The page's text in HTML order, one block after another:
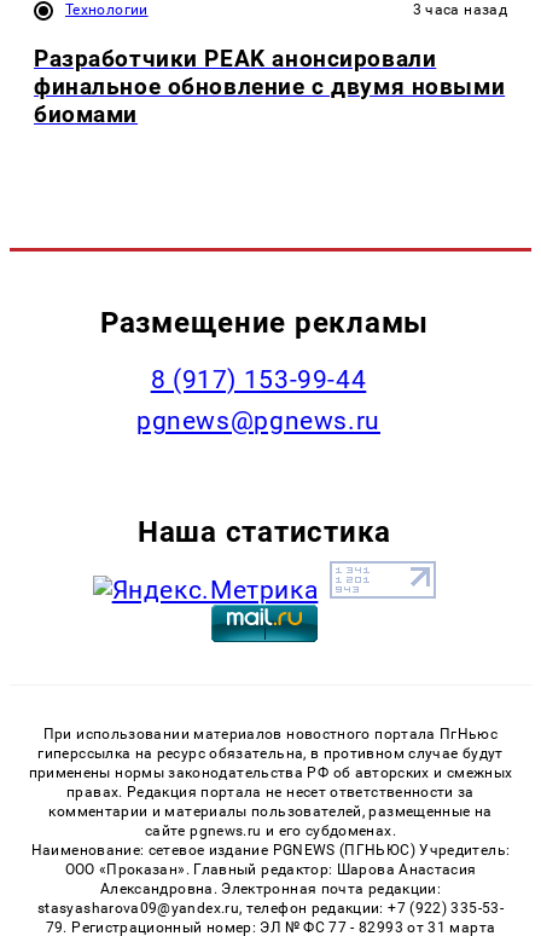
Технологии 3 часа назад
Разработчики PEAK анонсировали
финальное обновление с двумя новыми
биомами
Размещение рекламы
‭8 (917) 153-99-44
pgnews@pgnews.ru
Наша статистика
При использовании материалов новостного портала ПгНьюс
гиперссылка на ресурс обязательна, в противном случае будут
применены нормы законодательства РФ об авторских и смежных
правах. Редакция портала не несет ответственности за
комментарии и материалы пользователей, размещенные на
сайте pgnews.ru и его субдоменах.
Наименование: сетевое издание PGNEWS (ПГНЬЮС) Учредитель:
ООО «Проказан». Главный редактор: Шарова Анастасия
Александровна. Электронная почта редакции:
stasyasharova09@yandex.ru, телефон редакции: +7 (922) 335-53-
79. Регистрационный номер: ЭЛ № ФС 77 - 82993 от 31 марта